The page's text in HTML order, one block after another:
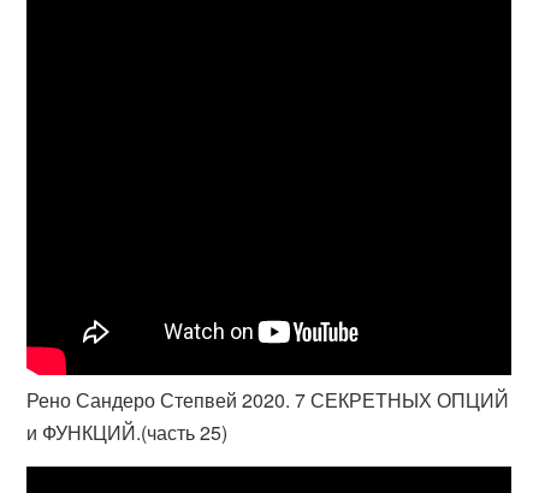
Рено Сандеро Степвей 2020. 7 СЕКРЕТНЫХ ОПЦИЙ
и ФУНКЦИЙ.(часть 25)